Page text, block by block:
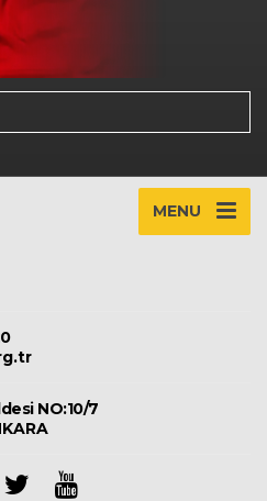
MENU
NO:10/7